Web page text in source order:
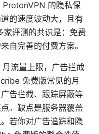
的隐私保
的速度波动大，且有
家评测的共识是：免费
自完善的付费方案。
流量上限，广告拦截
免费版常见的月
告拦截、跟踪屏蔽等
。缺点是服务器覆盖
若你对广告追踪和隐